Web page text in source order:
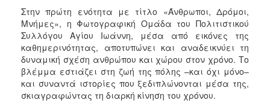
Στην πρώτη ενότητα με τίτλο «Άνθρωποι, Δρόμοι,
Μνήμες», η Φωτογραφική Ομάδα του Πολιτιστικού
Συλλόγου Αγίου Ιωάννη, μέσα από εικόνες της
καθημερινότητας, αποτυπώνει και αναδεικνύει τη
δυναμική σχέση ανθρώπου και χώρου στον χρόνο. Το
βλέμμα εστιάζει στη ζωή της πόλης –και όχι μόνο–
και συναντά ιστορίες που ξεδιπλώνονται μέσα της,
σκιαγραφώντας τη διαρκή κίνηση του χρόνου.